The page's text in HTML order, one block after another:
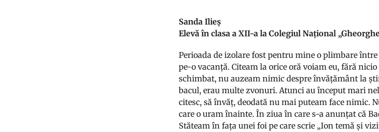
Sanda Ilieș
Elevă în clasa a XII-a la Colegiul Național
Perioada de izolare fost pentru mine o plimbare
pe-o vacanță. Citeam la orice oră voiam eu, fără
schimbat, nu auzeam nimic despre învățământ la
bacul, erau multe zvonuri. Atunci au început mari
citesc, să învăț, deodată nu mai puteam face nimic.
care o uram înainte. În ziua în care s-a anunțat că
Stăteam în fața unei foi pe care scrie „Ion temă și